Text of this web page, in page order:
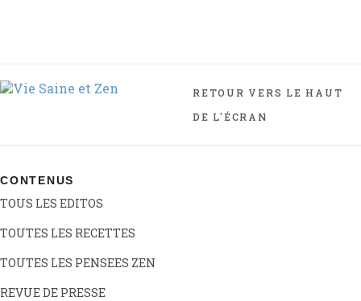
RETOUR VERS LE HAUT
DE L'ÉCRAN
CONTENUS
TOUS LES EDITOS
TOUTES LES RECETTES
TOUTES LES PENSEES ZEN
REVUE DE PRESSE